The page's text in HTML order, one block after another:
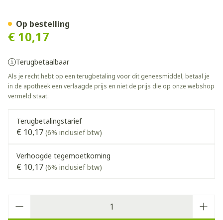
€ 10,17
Terugbetaalbaar
Als je recht hebt op een terugbetaling voor dit geneesmiddel, betaal je
in de apotheek een verlaagde prijs en niet de prijs die op onze webshop
vermeld staat.
Terugbetalingstarief
€ 10,17 (6% inclusief btw)
Verhoogde tegemoetkoming
€ 10,17 (6% inclusief btw)
Op bestelling